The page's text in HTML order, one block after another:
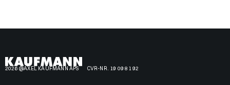
2026 @AXEL KAUFMANN APS CVR-NR. 19 09 81 92